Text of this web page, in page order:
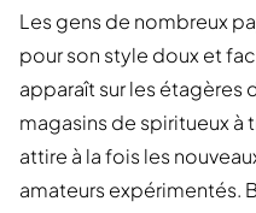
Les gens de nombreux
pour son style doux et
apparaît sur les étagères
magasins de spiritueux à
attire à la fois les
amateurs expérimentés.